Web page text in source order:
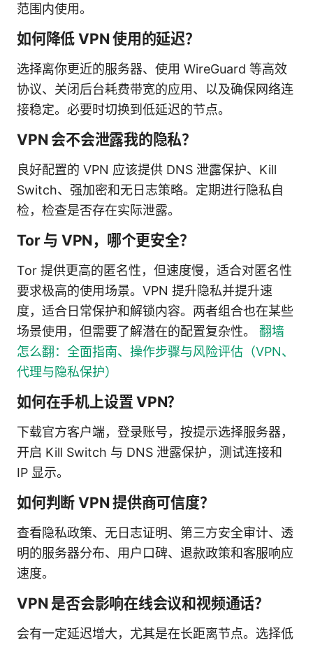
范围内使用。
如何降低 VPN 使用的延迟？
选择离你更近的服务器、使用 WireGuard 等高效
协议、关闭后台耗费带宽的应用、以及确保网络连
接稳定。必要时切换到低延迟的节点。
VPN 会不会泄露我的隐私？
良好配置的 VPN 应该提供 DNS 泄露保护、Kill
Switch、强加密和无日志策略。定期进行隐私自
检，检查是否存在实际泄露。
Tor 与 VPN，哪个更安全？
Tor 提供更高的匿名性，但速度慢，适合对匿名性
要求极高的使用场景。VPN 提升隐私并提升速
度，适合日常保护和解锁内容。两者组合也在某些
场景使用，但需要了解潜在的配置复杂性。 翻墙
怎么翻：全面指南、操作步骤与风险评估（VPN、
代理与隐私保护）
如何在手机上设置 VPN？
下载官方客户端，登录账号，按提示选择服务器，
开启 Kill Switch 与 DNS 泄露保护，测试连接和
IP 显示。
如何判断 VPN 提供商可信度？
查看隐私政策、无日志证明、第三方安全审计、透
明的服务器分布、用户口碑、退款政策和客服响应
速度。
VPN 是否会影响在线会议和视频通话？
会有一定延迟增大，尤其是在长距离节点。选择低